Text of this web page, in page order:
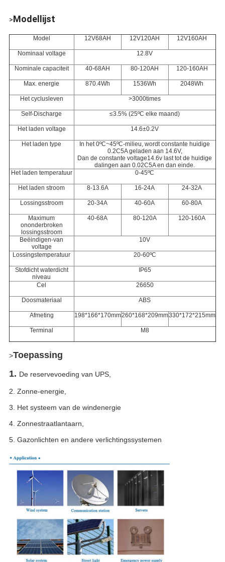
>Modellijst
Model 12V68AH 12V120AH 12V160AH
Nominaal voltage 12.8V
Nominale capaciteit 40-68AH 80-120AH 120-160AH
Max. energie 870.4Wh 1536Wh 2048Wh
Het cyclusleven >3000times
Self-Discharge ≤3.5% (25ºC elke maand)
Het laden voltage 14.6±0.2V
Het laden type
In het 0ºC~45ºC-milieu, wordt constante huidige
0.2C5A geladen aan 14.6V,
Dan de constante voltage14.6v last tot de huidige
dalingen aan 0.02C5A en dan einde.
Het laden temperatuur
0-45ºC
Het laden stroom 8-13.6A 16-24A 24-32A
Lossingsstroom 20-34A 40-60A 60-80A
Maximum
ononderbroken
lossingsstroom
40-68A 80-120A 120-160A
Beëindigen-van
voltage
10V
Lossingstemperatuur 20-60ºC
Stofdicht waterdicht
niveau
IP65
Cel 26650
Doosmateriaal ABS
Afmeting 198*166*170mm260*168*209mm330*172*215mm
Terminal M8
>Toepassing
1. De reservevoeding van UPS,
2. Zonne-energie,
3. Het systeem van de windenergie
4. Zonnestraatlantaarn,
5. Gazonlichten en andere verlichtingssystemen